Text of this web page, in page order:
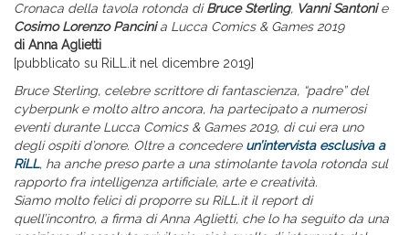
Cronaca della tavola rotonda diBruce Sterling, Vanni Santonie
Cosimo Lorenzo Pancinia Lucca Comics & Games 2019
di Anna Aglietti
[pubblicato su RiLL.it nel dicembre 2019]
Bruce Sterling, celebre scrittore di fantascienza, “padre” del
cyberpunk e molto altro ancora, ha partecipato a numerosi
eventi durante Lucca Comics & Games 2019, di cui era uno
degli ospiti d’onore. Oltre a concedere un’intervista esclusiva a
RiLL, ha anche preso parte a una stimolante tavola rotonda sul
rapporto fra intelligenza artificiale, arte e creatività.
Siamo molto felici di proporre su RiLL.it il report di
quell’incontro, a firma di Anna Aglietti, che lo ha seguito da una